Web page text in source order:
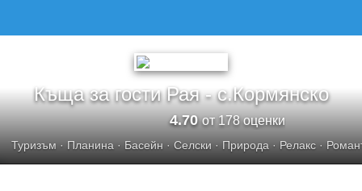
Къща за гости Рая - с.Кормянско
4.70от 178 оценки
Туризъм · Планина · Басейн · Селски · Природа · Релакс ·